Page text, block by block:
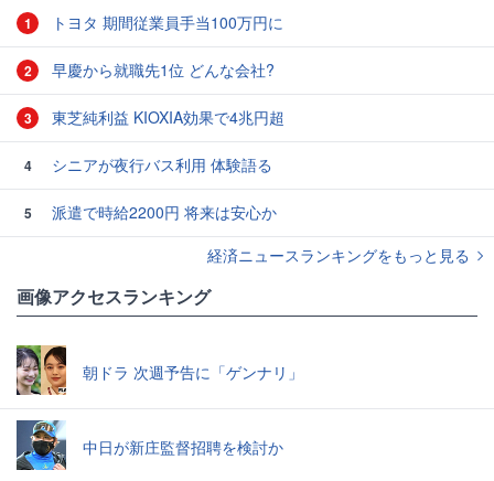
1 トヨタ 期間従業員手当100万円に
2 早慶から就職先1位 どんな会社?
3 東芝純利益 KIOXIA効果で4兆円超
4 シニアが夜行バス利用 体験語る
5
派遣で時給2200円 将来は安心か
経済ニュースランキングをもっと見る
画像アクセスランキング
朝ドラ 次週予告に「ゲンナリ」
中日が新庄監督招聘を検討か